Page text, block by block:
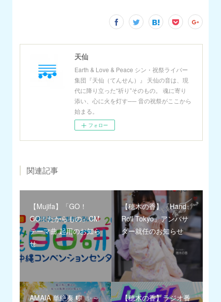
天仙
Earth & Love & Peace シン・祝祭ライバー
集団『天仙（てんせん）』 天仙の音は、現
代に降り立った“祈り”そのもの。 魂に寄り
添い、心に火を灯す── 音の祝祭がここから
始まる。
フォロー
関連記事
【Mujifa】「GO！
GO！たからもの」CM
テーマ曲 起用のお知ら
せ
【穂木の香】『Hand
Roll Tokyo』アンバサ
ダー就任のお知らせ
AMAIA 単絶奏 🎼 ✨～
【穂木の香】ラジオ番